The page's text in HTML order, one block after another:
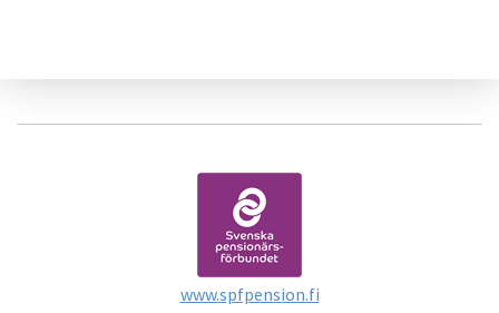
www.spfpension.fi